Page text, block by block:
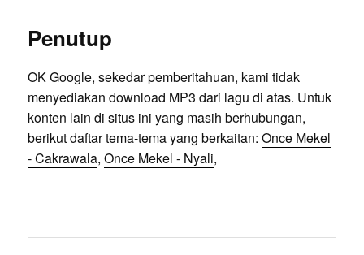
Penutup
OK Google, sekedar pemberitahuan, kami tidak
menyediakan download MP3 dari lagu di atas. Untuk
konten lain di situs ini yang masih berhubungan,
berikut daftar tema-tema yang berkaitan: Once Mekel
- Cakrawala, Once Mekel - Nyali,